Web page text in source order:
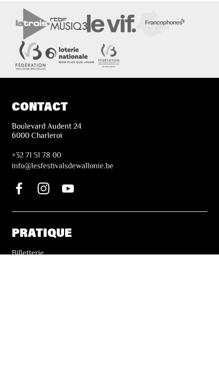
CONTACT
Boulevard Audent 24
6000 Charleroi
+32 71 51 78 00
info@lesfestivalsdewallonie.be
PRATIQUE
Billetterie